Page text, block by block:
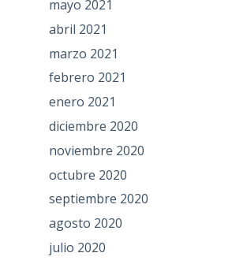
mayo 2021
abril 2021
marzo 2021
febrero 2021
enero 2021
diciembre 2020
noviembre 2020
octubre 2020
septiembre 2020
agosto 2020
julio 2020